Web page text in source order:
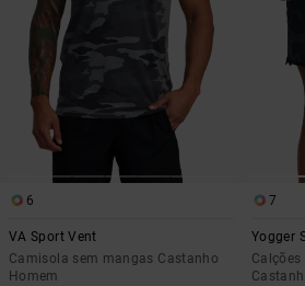
6
VA Sport Vent
Camisola sem mangas Castanho
Homem
7
Yogger